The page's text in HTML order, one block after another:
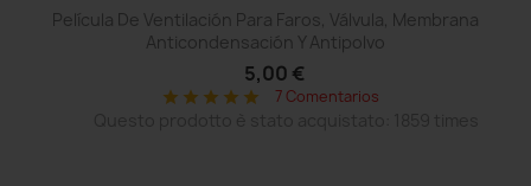
Película De Ventilación Para Faros, Válvula, Membrana
Anticondensación Y Antipolvo
5,00 €
star star star star star 7 Comentarios